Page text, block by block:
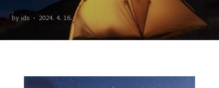
by ids 2024. 4. 16.